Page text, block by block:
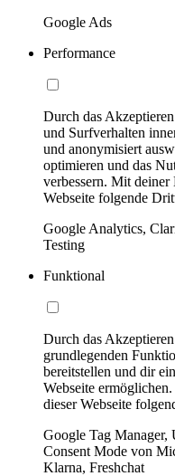
Google Ads
Performance
Durch das
und Surfverhalten
und anonymisiert
optimieren und das
verbessern. Mit
Webseite folgende
Google Analytics,
Testing
Funktional
Durch das
grundlegenden
bereitstellen und dir
Webseite
dieser Webseite
Google Tag
Consent Mode von
Klarna, Freshchat